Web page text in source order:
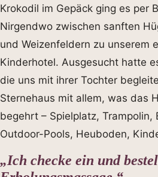
Krokodil im Gepäck ging es per
Nirgendwo zwischen sanften
und Weizenfeldern zu unserem
Kinderhotel. Ausgesucht hatte
die uns mit ihrer Tochter
Sternehaus mit allem, was das
begehrt – Spielplatz, Trampolin,
Outdoor-Pools, Heuboden,
„Ich checke ein und